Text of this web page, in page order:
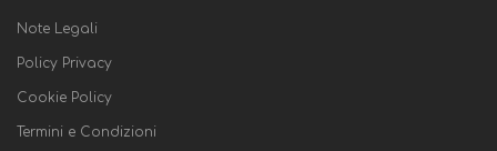
Note Legali
Policy Privacy
Cookie Policy
Termini e Condizioni